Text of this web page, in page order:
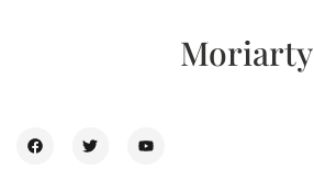
Moriarty